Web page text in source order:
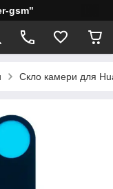
gsm"
Скло камери для